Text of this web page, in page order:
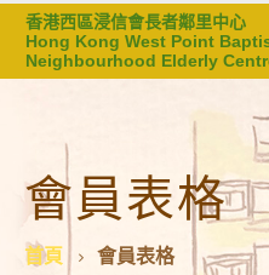
香港西區浸信會長者鄰里中心
Hong Kong West Point
Neighbourhood Elderly
會員表格
首頁 會員表格